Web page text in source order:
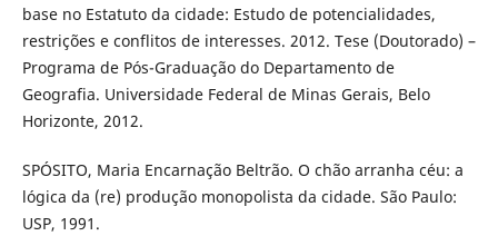
base no Estatuto da cidade: Estudo de potencialidades,
restrições e conflitos de interesses. 2012. Tese (Doutorado) –
Programa de Pós-Graduação do Departamento de
Geografia. Universidade Federal de Minas Gerais, Belo
Horizonte, 2012.
SPÓSITO, Maria Encarnação Beltrão. O chão arranha céu: a
lógica da (re) produção monopolista da cidade. São Paulo:
USP, 1991.